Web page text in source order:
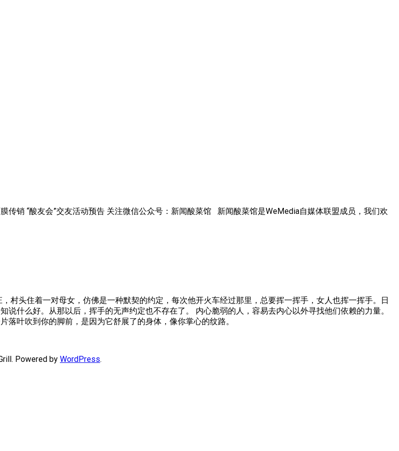
传销 “酸友会”交友活动预告 关注微信公众号：新闻酸菜馆 新闻酸菜馆是WeMedia自媒体联盟成员，我们欢
村头住着一对母女，仿佛是一种默契的约定，每次他开火车经过那里，总要挥一挥手，女人也挥一挥手。日
什么好。从那以后，挥手的无声约定也不存在了。 内心脆弱的人，容易去内心以外寻找他们依赖的力量。
叶吹到你的脚前，是因为它舒展了的身体，像你掌心的纹路。
Powered by WordPress.